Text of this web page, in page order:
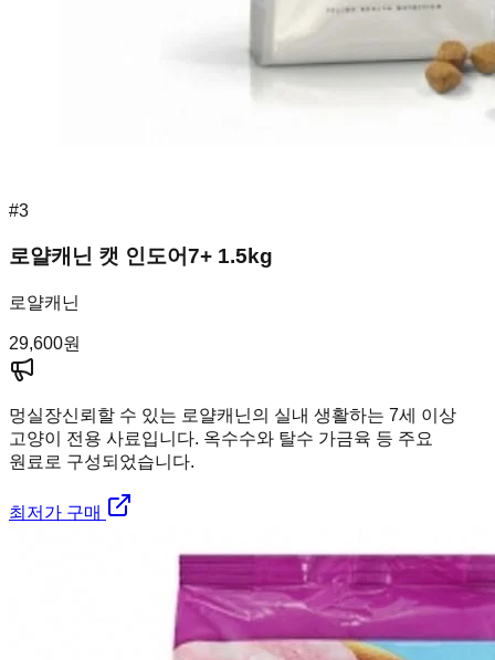
#3
로얄캐닌 캣 인도어7+ 1.5kg
로얄캐닌
29,600원
멍실장신뢰할 수 있는 로얄캐닌의 실내 생활하는 7세 이상
고양이 전용 사료입니다. 옥수수와 탈수 가금육 등 주요
원료로 구성되었습니다.
최저가 구매